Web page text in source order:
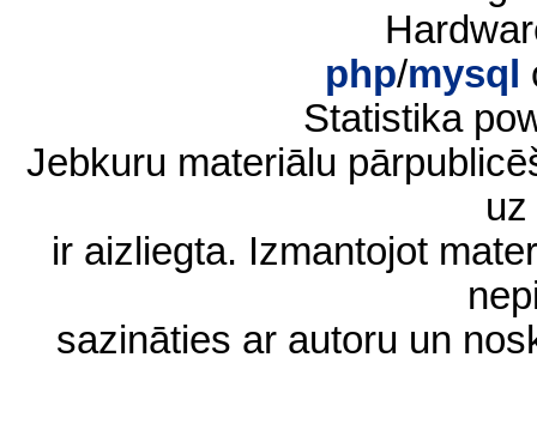
php/mysql
Statistika
Jebkuru materiālu
ir aizliegta. Izmantojot
sazināties ar autoru un